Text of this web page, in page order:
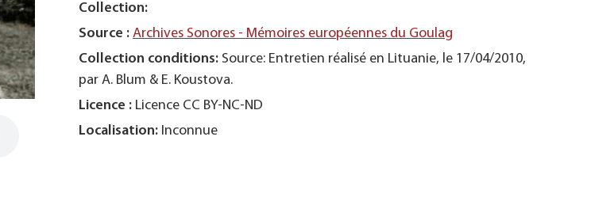
Collection:
Source : Archives Sonores - Mémoires européennes du Goulag
Collection conditions: Source: Entretien réalisé en Lituanie, le 17/04/2010,
par A. Blum & E. Koustova.
Licence : Licence CC BY-NC-ND
Localisation: Inconnue